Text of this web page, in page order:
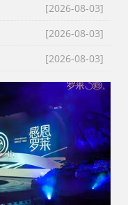
[2026-08-03]
[2026-08-03]
[2026-08-03]